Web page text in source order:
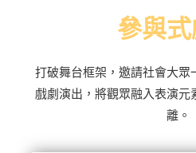
參與式
打破舞台框架，邀請社會大眾
戲劇演出，將觀眾融入表演元
離。